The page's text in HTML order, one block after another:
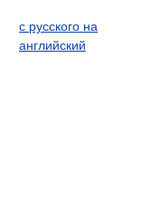
с русского на
английский